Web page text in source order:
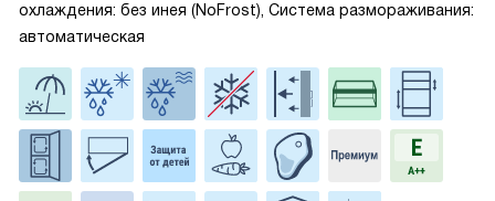
охлаждения: без инея (NoFrost), Система размораживания:
автоматическая